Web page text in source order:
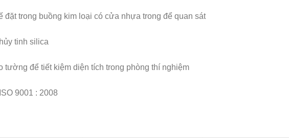
đặt trong buồng kim loại có cửa nhựa trong để quan sát
tinh silica
tường để tiết kiệm diện tích trong phòng thí nghiệm
9001 : 2008